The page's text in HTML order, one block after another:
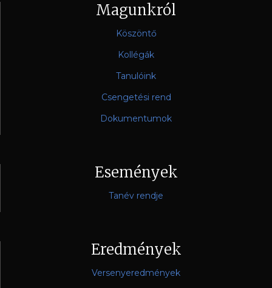
Magunkról
Köszöntő
Kollégák
Tanulóink
Csengetési rend
Dokumentumok
Események
Tanév rendje
Eredmények
Versenyeredmények